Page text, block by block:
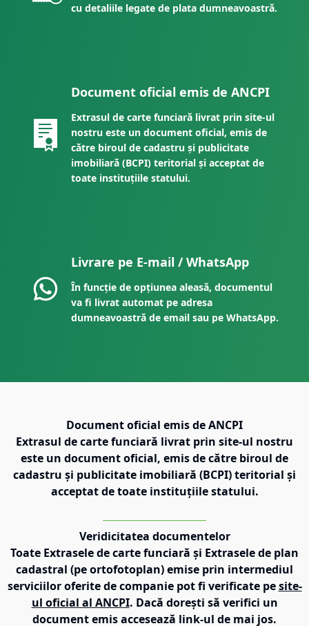
cu detaliile legate de plata dumneavoastră.
Document oficial emis de ANCPI
Extrasul de carte funciară livrat prin site-ul
nostru este un document oficial, emis de
către biroul de cadastru și publicitate
imobiliară (BCPI) teritorial și acceptat de
toate instituțiile statului.
Livrare pe E-mail / WhatsApp
În funcție de opțiunea aleasă, documentul
va fi livrat automat pe adresa
dumneavoastră de email sau pe WhatsApp.
Document oficial emis de ANCPI
Extrasul de carte funciară livrat prin site-ul nostru
este un document oficial, emis de către biroul de
cadastru și publicitate imobiliară (BCPI) teritorial și
acceptat de toate instituțiile statului.
Veridicitatea documentelor
Toate Extrasele de carte funciară și Extrasele de plan
cadastral (pe ortofotoplan) emise prin intermediul
serviciilor oferite de companie pot fi verificate pe site-
ul oficial al ANCPI. Dacă dorești să verifici un
document emis accesează link-ul de mai jos.